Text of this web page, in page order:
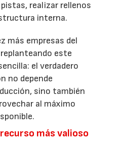
realizar rellenos
interna.
más empresas del
este
el verdadero
no depende
sino también
al máximo
más valioso